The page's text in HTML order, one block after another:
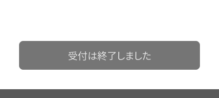
受付は終了しました